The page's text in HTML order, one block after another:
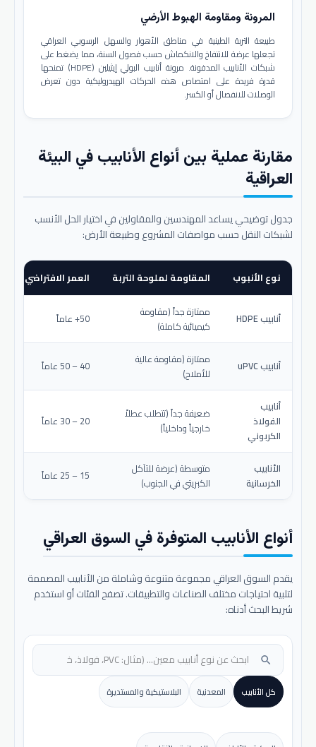
المرونة ومقاومة الهبوط الأرضي
طبيعة التربة الطينية في مناطق الأهوار والسهل الرسوبي العراقي
تجعلها عرضة للانتفاخ والانكماش حسب فصول السنة، مما يضغط على
شبكات الأنابيب المدفونة. مرونة أنابيب البولي إيثيلين (HDPE) تمنحها
قدرة فريدة على امتصاص هذه الحركات الهيدروليكية دون تعرض
الوصلات للانفصال أو الكسر.
مقارنة عملية بين أنواع الأنابيب في البيئة
العراقية
جدول توضيحي يساعد المهندسين والمقاولين في اختيار الحل الأنسب
لشبكات النقل حسب مواصفات المشروع وطبيعة الأرض:
نوع الأنبوب المقاومة لملوحة التربة العمر الافتراضي
أنابيب HDPE
ممتازة جداً (مقاومة
كيميائية كاملة)
50+ عاماً
أنابيب uPVC
ممتازة (مقاومة عالية
للأملاح)
40 – 50 عاماً
أنابيب
الفولاذ
الكربوني
ضعيفة جداً (تتطلب عطلاً
خارجياً وداخلياً)
20 – 30 عاماً
الأنابيب
الخرسانية
متوسطة (عرضة للتآكل
الكبريتي في الجنوب)
15 – 25 عاماً
أنواع الأنابيب المتوفرة في السوق العراقي
يقدم السوق العراقي مجموعة متنوعة وشاملة من الأنابيب المصممة
لتلبية احتياجات مختلف الصناعات والتطبيقات. تصفح الفئات أو استخدم
شريط البحث أدناه:
search
كل الأنابيب المعدنية البلاستيكية والمستديرة